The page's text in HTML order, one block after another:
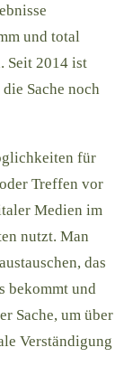
und total
Seit 2014 ist
Sache noch
für
Treffen vor
Medien im
nutzt. Man
das
bekommt und
Sache, um über
Verständigung